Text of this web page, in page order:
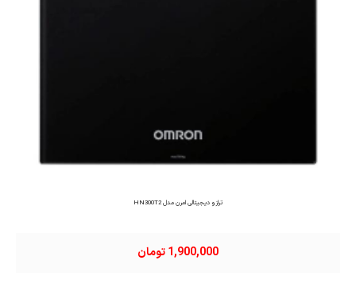
ترازو دیجیتالی امرن مدل HN300T2
1,900,000 تومان